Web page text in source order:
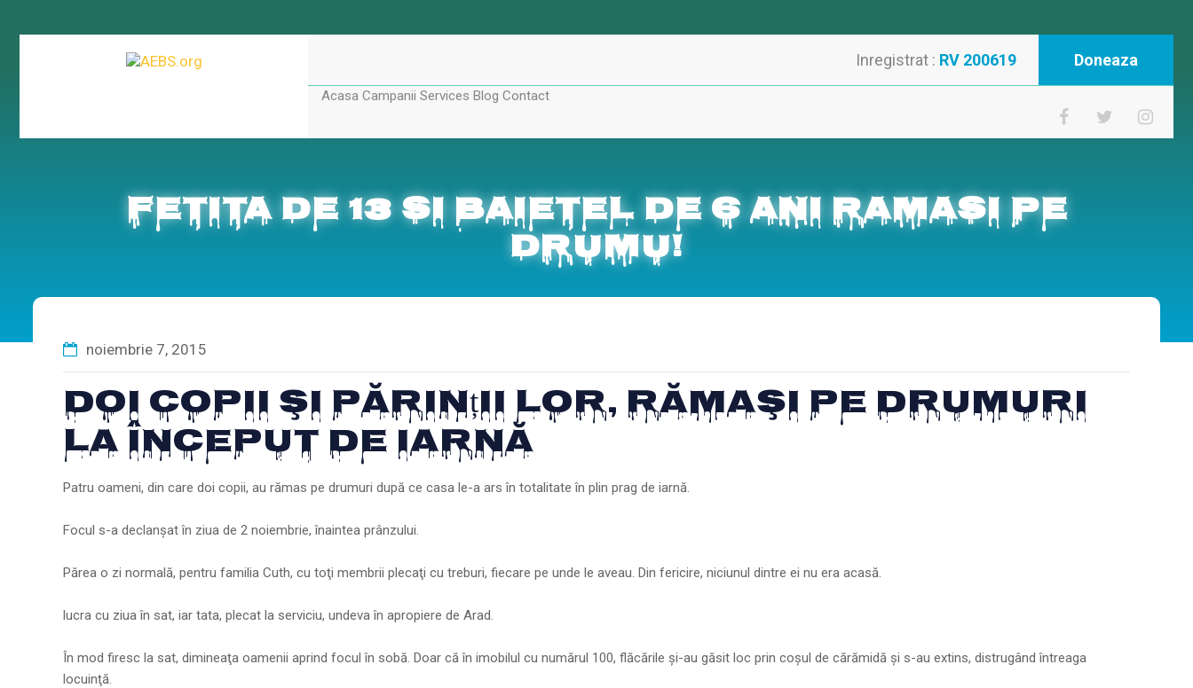
Inregistrat : RV 200619 Doneaza
Acasa Campanii Services Blog Contact
Fetita de 13 si baietel de 6 ani ramasi pe
drumu!
noiembrie 7, 2015
Doi Copii Şi Părinții Lor, Rămaşi Pe Drumuri
La Început De Iarnă
Patru oameni, din care doi copii, au rămas pe drumuri după ce casa le-a ars în totalitate în plin prag de iarnă.
Focul s-a declanşat în ziua de 2 noiembrie, înain­tea prânzului.
Părea o zi nor­mală, pentru familia Cuth, cu toţi membrii ple­caţi cu treburi, fiecare pe unde le aveau. Din fericire, niciunul dintre ei nu era acasă.
lucra cu ziua în sat, iar tata, plecat la serviciu, undeva în apropiere de Arad.
În mod firesc la sat, dimineaţa oa­me­nii aprind focul în sobă. Doar că în imobilul cu nu­mărul 100, flăcările şi-au gă­sit loc prin coşul de că­ră­midă şi s-au extins, dis­tr­u­gând întreaga
locuinţă.